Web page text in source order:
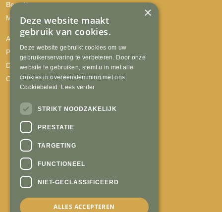
Bestellen
Mijn account
Algemene voorwaarden
Privacyverklaring
Disclaimer
Cookies
×
Deze website maakt
gebruik van cookies.
Deze website gebruikt cookies om uw
gebruikerservaring te verbeteren. Door onze
website te gebruiken, stemt u in met alle
cookies in overeenstemming met ons
Cookiebeleid. Lees verder
STRIKT NOODZAKELIJK
PRESTATIE
TARGETING
FUNCTIONEEL
NIET-GECLASSIFICEERD
ALLES ACCEPTEREN